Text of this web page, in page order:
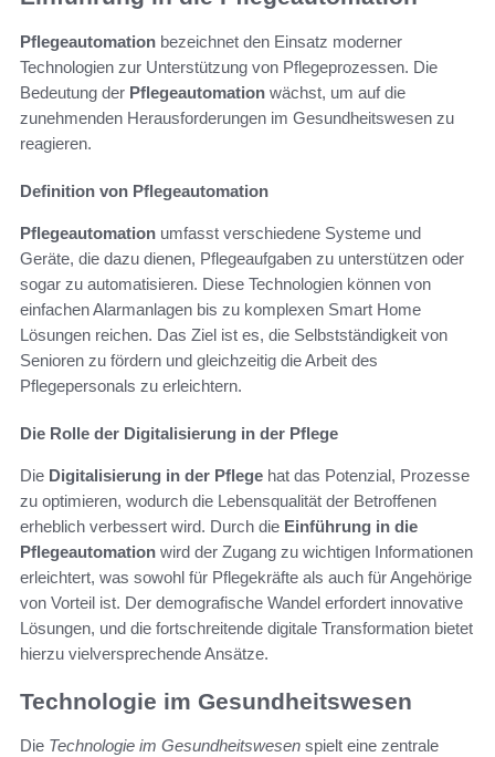
Pflegeautomation bezeichnet den Einsatz moderner
Technologien zur Unterstützung von Pflegeprozessen. Die
Bedeutung der Pflegeautomation wächst, um auf die
zunehmenden Herausforderungen im Gesundheitswesen zu
reagieren.
Definition von Pflegeautomation
Pflegeautomation umfasst verschiedene Systeme und
Geräte, die dazu dienen, Pflegeaufgaben zu unterstützen oder
sogar zu automatisieren. Diese Technologien können von
einfachen Alarmanlagen bis zu komplexen Smart Home
Lösungen reichen. Das Ziel ist es, die Selbstständigkeit von
Senioren zu fördern und gleichzeitig die Arbeit des
Pflegepersonals zu erleichtern.
Die Rolle der Digitalisierung in der Pflege
Die Digitalisierung in der Pflege hat das Potenzial, Prozesse
zu optimieren, wodurch die Lebensqualität der Betroffenen
erheblich verbessert wird. Durch die Einführung in die
Pflegeautomation wird der Zugang zu wichtigen Informationen
erleichtert, was sowohl für Pflegekräfte als auch für Angehörige
von Vorteil ist. Der demografische Wandel erfordert innovative
Lösungen, und die fortschreitende digitale Transformation bietet
hierzu vielversprechende Ansätze.
Technologie im Gesundheitswesen
Die Technologie im Gesundheitswesen spielt eine zentrale